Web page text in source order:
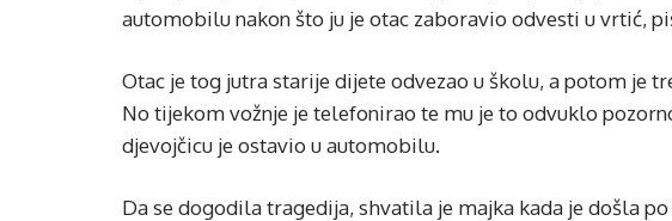
automobilu nakon što ju je otac zaboravio odvesti u vrtić,
Otac je tog jutra starije dijete odvezao u školu, a potom je
No tijekom vožnje je telefonirao te mu je to odvuklo
djevojčicu je ostavio u automobilu.
Da se dogodila tragedija, shvatila je majka kada je došla